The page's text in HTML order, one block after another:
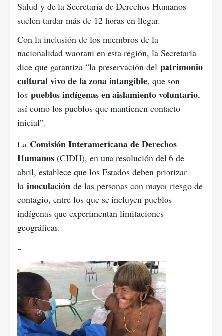
Salud y de la Secretaría de Derechos Humanos
suelen tardar más de 12 horas en llegar.
Con la inclusión de los miembros de la
nacionalidad waorani en esta región, la Secretaría
dice que garantiza “la preservación del patrimonio
cultural vivo de la zona intangible, que son
los pueblos indígenas en aislamiento voluntario,
así como los pueblos que mantienen contacto
inicial”.
La Comisión Interamericana de Derechos
Humanos (CIDH), en una resolución del 6 de
abril, establece que los Estados deben priorizar
la inoculación de las personas con mayor riesgo de
contagio, entre los que se incluyen pueblos
indígenas que experimentan limitaciones
geográficas.
–